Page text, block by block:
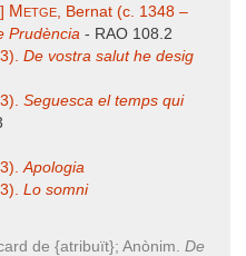
Metge, Bernat (c. 1348 –
Prudència - RAO 108.2
De vostra salut he desig
Seguesca el temps qui
Apologia
Lo somni
de {atribuït}; Anònim. De